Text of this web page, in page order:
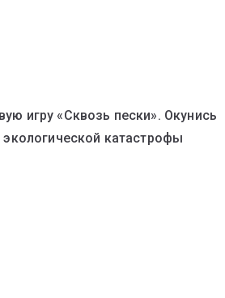
игру «Сквозь пески». Окунись
катастрофы